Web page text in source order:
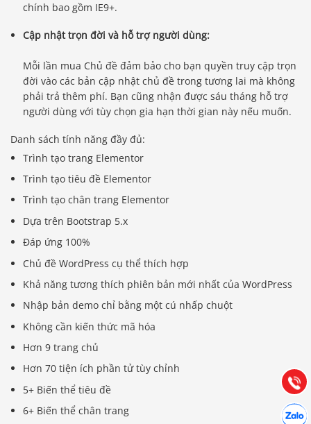
chính bao gồm IE9+.
Cập nhật trọn đời và hỗ trợ người dùng:
Mỗi lần mua Chủ đề đảm bảo cho bạn quyền truy cập trọn
đời vào các bản cập nhật chủ đề trong tương lai mà không
phải trả thêm phí. Bạn cũng nhận được sáu tháng hỗ trợ
người dùng với tùy chọn gia hạn thời gian này nếu muốn.
Danh sách tính năng đầy đủ:
Trình tạo trang Elementor
Trình tạo tiêu đề Elementor
Trình tạo chân trang Elementor
Dựa trên Bootstrap 5.x
Đáp ứng 100%
Chủ đề WordPress cụ thể thích hợp
Khả năng tương thích phiên bản mới nhất của WordPress
Nhập bản demo chỉ bằng một cú nhấp chuột
Không cần kiến ​​thức mã hóa
Hơn 9 trang chủ
Hơn 70 tiện ích phần tử tùy chỉnh
5+ Biến thể tiêu đề
6+ Biến thể chân trang
Gọi
0903.976.769
(028) 22.166.144
Chát